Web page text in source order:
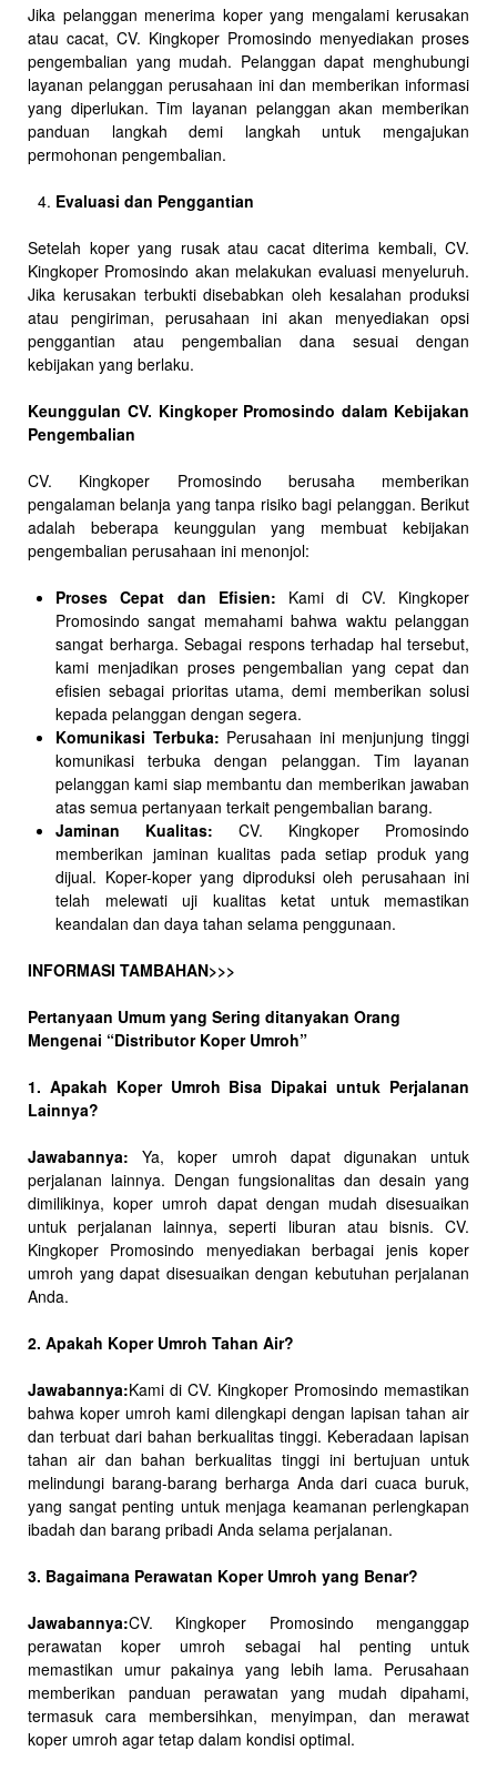
Jika pelanggan menerima koper yang mengalami kerusakan
atau cacat, CV. Kingkoper Promosindo menyediakan proses
pengembalian yang mudah. Pelanggan dapat menghubungi
layanan pelanggan perusahaan ini dan memberikan informasi
yang diperlukan. Tim layanan pelanggan akan memberikan
panduan langkah demi langkah untuk mengajukan
permohonan pengembalian.
Evaluasi dan Penggantian
Setelah koper yang rusak atau cacat diterima kembali, CV.
Kingkoper Promosindo akan melakukan evaluasi menyeluruh.
Jika kerusakan terbukti disebabkan oleh kesalahan produksi
atau pengiriman, perusahaan ini akan menyediakan opsi
penggantian atau pengembalian dana sesuai dengan
kebijakan yang berlaku.
Keunggulan CV. Kingkoper Promosindo dalam Kebijakan
Pengembalian
CV. Kingkoper Promosindo berusaha memberikan
pengalaman belanja yang tanpa risiko bagi pelanggan. Berikut
adalah beberapa keunggulan yang membuat kebijakan
pengembalian perusahaan ini menonjol:
Proses Cepat dan Efisien: Kami di CV. Kingkoper
Promosindo sangat memahami bahwa waktu pelanggan
sangat berharga. Sebagai respons terhadap hal tersebut,
kami menjadikan proses pengembalian yang cepat dan
efisien sebagai prioritas utama, demi memberikan solusi
kepada pelanggan dengan segera.
Komunikasi Terbuka: Perusahaan ini menjunjung tinggi
komunikasi terbuka dengan pelanggan. Tim layanan
pelanggan kami siap membantu dan memberikan jawaban
atas semua pertanyaan terkait pengembalian barang.
Jaminan Kualitas: CV. Kingkoper Promosindo
memberikan jaminan kualitas pada setiap produk yang
dijual. Koper-koper yang diproduksi oleh perusahaan ini
telah melewati uji kualitas ketat untuk memastikan
keandalan dan daya tahan selama penggunaan.
INFORMASI TAMBAHAN>>>
Pertanyaan Umum yang Sering ditanyakan Orang
Mengenai “Distributor Koper Umroh”
1. Apakah Koper Umroh Bisa Dipakai untuk Perjalanan
Lainnya?
Jawabannya: Ya, koper umroh dapat digunakan untuk
perjalanan lainnya. Dengan fungsionalitas dan desain yang
dimilikinya, koper umroh dapat dengan mudah disesuaikan
untuk perjalanan lainnya, seperti liburan atau bisnis. CV.
Kingkoper Promosindo menyediakan berbagai jenis koper
umroh yang dapat disesuaikan dengan kebutuhan perjalanan
Anda.
2. Apakah Koper Umroh Tahan Air?
Jawabannya:Kami di CV. Kingkoper Promosindo memastikan
bahwa koper umroh kami dilengkapi dengan lapisan tahan air
dan terbuat dari bahan berkualitas tinggi. Keberadaan lapisan
tahan air dan bahan berkualitas tinggi ini bertujuan untuk
melindungi barang-barang berharga Anda dari cuaca buruk,
yang sangat penting untuk menjaga keamanan perlengkapan
ibadah dan barang pribadi Anda selama perjalanan.
3. Bagaimana Perawatan Koper Umroh yang Benar?
Jawabannya:CV. Kingkoper Promosindo menganggap
perawatan koper umroh sebagai hal penting untuk
memastikan umur pakainya yang lebih lama. Perusahaan
memberikan panduan perawatan yang mudah dipahami,
termasuk cara membersihkan, menyimpan, dan merawat
koper umroh agar tetap dalam kondisi optimal.